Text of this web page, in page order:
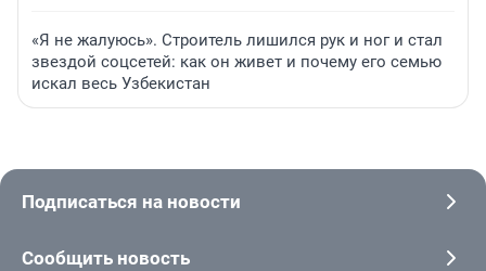
«Я не жалуюсь». Строитель лишился рук и ног и стал
звездой соцсетей: как он живет и почему его семью
искал весь Узбекистан
Подписаться на новости
Сообщить новость